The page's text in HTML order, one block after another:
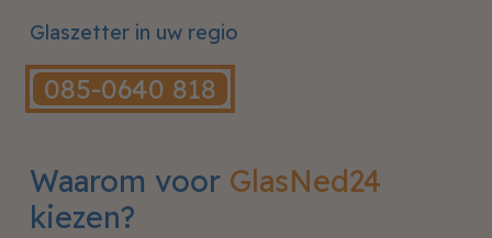
Glaszetter in uw regio
085-0640 818
Waarom voor GlasNed24
kiezen?